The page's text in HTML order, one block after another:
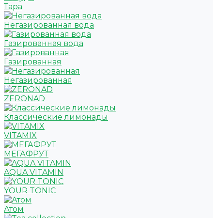
Тара
Негазированная вода
Газированная вода
Газированная
Негазированная
ZERONAD
Классические лимонады
VITAMIX
МЕГАФРУТ
AQUA VITAMIN
YOUR TONIC
Атом